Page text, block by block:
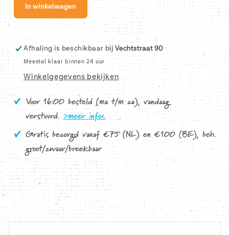
Neocolor
II
LIGHT
CADMIUM
RED
560
Caran
d&#39;ache
Neocolor
II
LIGHT
CADMIUM
RED
560
Caran
d&#39;ache
In winkelwagen
Afhaling is beschikbaar bijVechtstraat 90
Meestal klaar binnen 24 uur
Winkelgegevens bekijken
Voor 16:00 besteld (ma t/m za), vandaag
verstuurd.>meer info<
Gratis bezorgd vanaf €75 (NL) en €100 (BE), beh.
groot/zwaar/breekbaar